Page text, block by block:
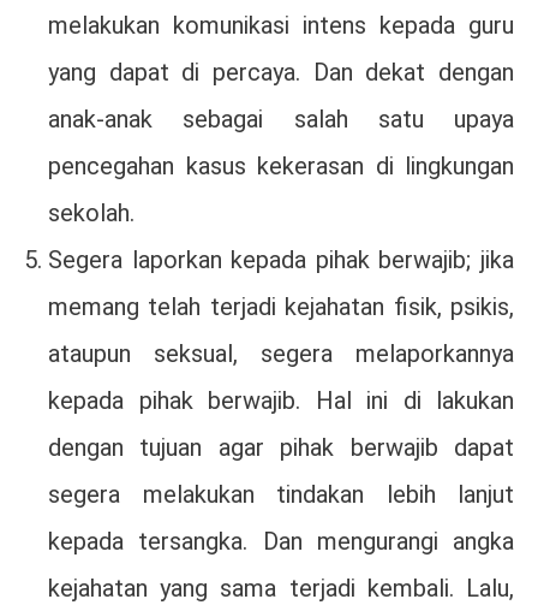
melakukan komunikasi intens kepada guru
yang dapat di percaya. Dan dekat dengan
anak-anak sebagai salah satu upaya
pencegahan kasus kekerasan di lingkungan
sekolah.
Segera laporkan kepada pihak berwajib; jika
memang telah terjadi kejahatan fisik, psikis,
ataupun seksual, segera melaporkannya
kepada pihak berwajib. Hal ini di lakukan
dengan tujuan agar pihak berwajib dapat
segera melakukan tindakan lebih lanjut
kepada tersangka. Dan mengurangi angka
kejahatan yang sama terjadi kembali. Lalu,